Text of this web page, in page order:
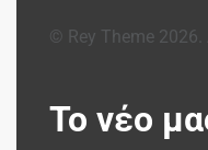
© Rey Theme 2026.
Το νέο